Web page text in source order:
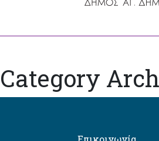
Category